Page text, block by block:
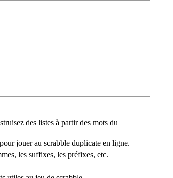
des listes à partir des mots du
pour jouer au scrabble duplicate en ligne.
les suffixes, les préfixes, etc.